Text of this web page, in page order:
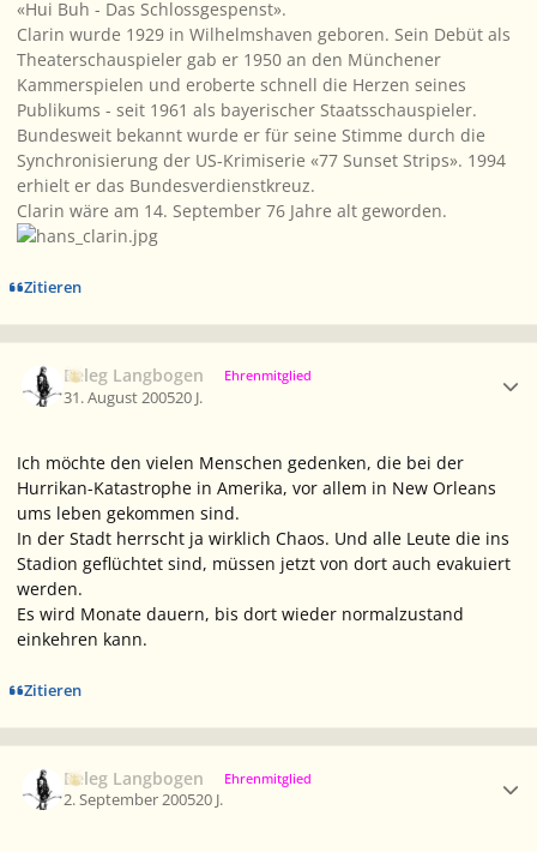
«Hui Buh - Das Schlossgespenst».
Clarin wurde 1929 in Wilhelmshaven geboren. Sein Debüt als
Theaterschauspieler gab er 1950 an den Münchener
Kammerspielen und eroberte schnell die Herzen seines
Publikums - seit 1961 als bayerischer Staatsschauspieler.
Bundesweit bekannt wurde er für seine Stimme durch die
Synchronisierung der US-Krimiserie «77 Sunset Strips». 1994
erhielt er das Bundesverdienstkreuz.
Clarin wäre am 14. September 76 Jahre alt geworden.
Zitieren
Beleg Langbogen Ehrenmitglied
31. August 200520 J.
Ich möchte den vielen Menschen gedenken, die bei der
Hurrikan-Katastrophe in Amerika, vor allem in New Orleans
ums leben gekommen sind.
In der Stadt herrscht ja wirklich Chaos. Und alle Leute die ins
Stadion geflüchtet sind, müssen jetzt von dort auch evakuiert
werden.
Es wird Monate dauern, bis dort wieder normalzustand
einkehren kann.
Zitieren
Beleg Langbogen Ehrenmitglied
2. September 200520 J.